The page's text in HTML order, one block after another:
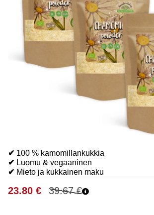
✔ 100 % kamomillankukkia
✔ Luomu & vegaaninen
✔ Mieto ja kukkainen maku
39.67€
23.80 €